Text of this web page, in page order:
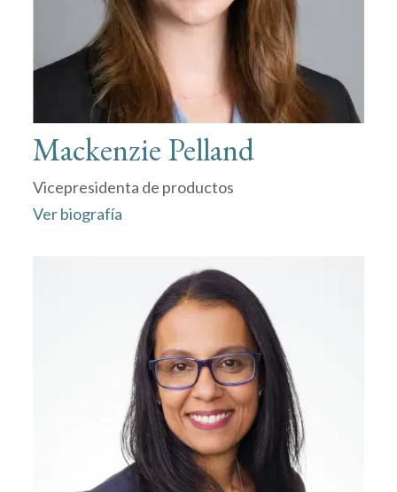
Mackenzie Pelland
Vicepresidenta de productos
Ver biografía